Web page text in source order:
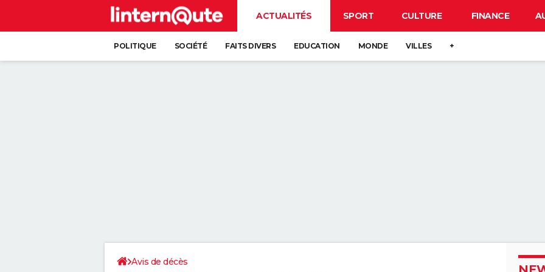
ACTUALITÉS SPORT CULTURE FINANCE
POLITIQUE SOCIÉTÉ FAITS DIVERS EDUCATION MONDE VILLES +
Avis de décès